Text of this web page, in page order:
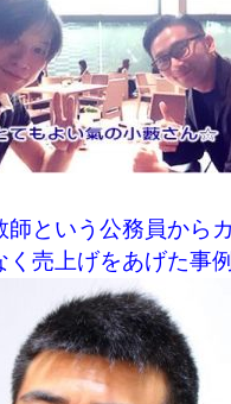
師という公務員から
く売上げをあげた事例